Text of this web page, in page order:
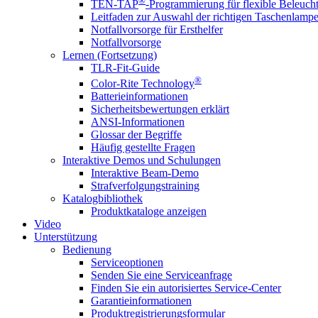
TEN-TAP -Programmierung für flexible
Leitfaden zur Auswahl der richtigen Taschenlampe
Notfallvorsorge für Ersthelfer
Notfallvorsorge
Lernen (Fortsetzung)
TLR-Fit-Guide
Color-Rite Technology®
Batterieinformationen
Sicherheitsbewertungen erklärt
ANSI-Informationen
Glossar der Begriffe
Häufig gestellte Fragen
Interaktive Demos und Schulungen
Interaktive Beam-Demo
Strafverfolgungstraining
Katalogbibliothek
Produktkataloge anzeigen
Video
Unterstützung
Bedienung
Serviceoptionen
Senden Sie eine Serviceanfrage
Finden Sie ein autorisiertes Service-Center
Garantieinformationen
Produktregistrierungsformular